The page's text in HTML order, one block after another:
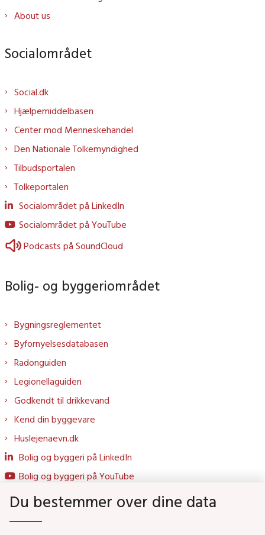
About us
Socialområdet
Social.dk
Hjælpemiddelbasen
Center mod Menneskehandel
Den Nationale Tolkemyndighed
Tilbudsportalen
Tolkeportalen
Socialområdet på LinkedIn
Socialområdet på YouTube
Podcasts på SoundCloud
Bolig- og byggeriområdet
Bygningsreglementet
Byfornyelsesdatabasen
Radonguiden
Legionellaguiden
Godkendt til drikkevand
Kend din byggevare
Huslejenaevn.dk
Bolig og byggeri på LinkedIn
Bolig og byggeri på YouTube
Du bestemmer over dine data